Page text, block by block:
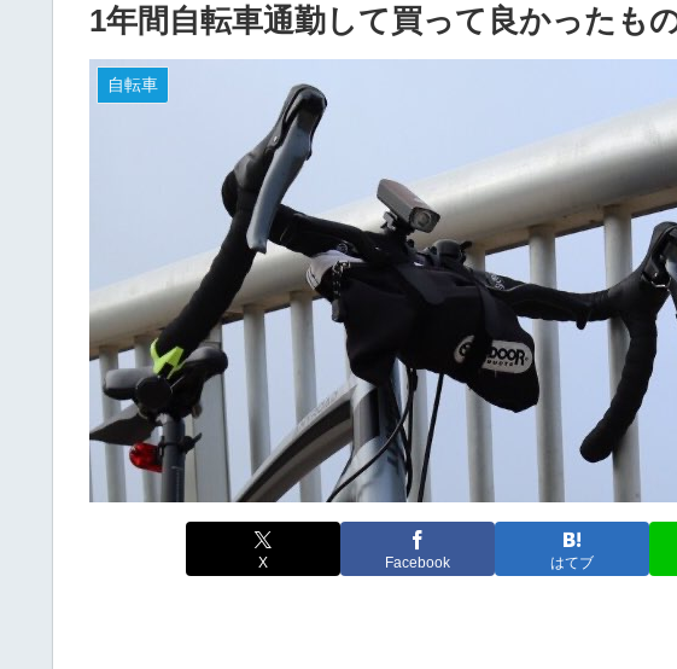
1年間自転車通勤して買って良かったも
自転車
X Facebook はてブ